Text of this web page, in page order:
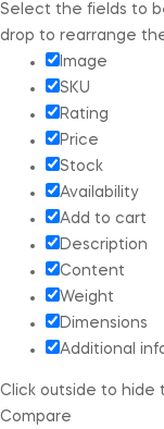
Select the fields to
drop to rearrange
Image
SKU
Rating
Price
Stock
Availability
Add to cart
Description
Content
Weight
Dimensions
Additional
Click outside to hide
Compare